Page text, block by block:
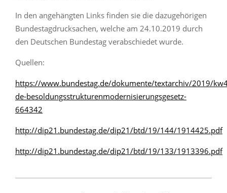
In den angehängten Links finden sie die dazugehörigen
Bundestagdrucksachen, welche am 24.10.2019 durch
den Deutschen Bundestag verabschiedet wurde.
Quellen:
https://www.bundestag.de/dokumente/textarchiv/2019/
de-besoldungsstrukturenmodernisierungsgesetz-
664342
http://dip21.bundestag.de/dip21/btd/19/144/1914425.pdf
http://dip21.bundestag.de/dip21/btd/19/133/1913396.pdf